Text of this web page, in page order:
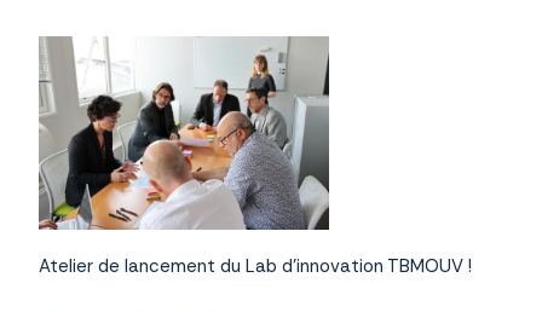
Atelier de lancement du Lab d'innovation TBMOUV !